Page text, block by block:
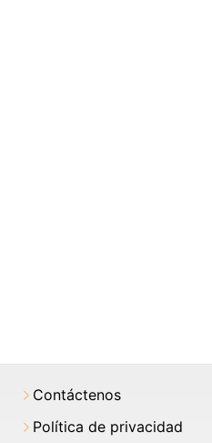
Contáctenos
Política de privacidad